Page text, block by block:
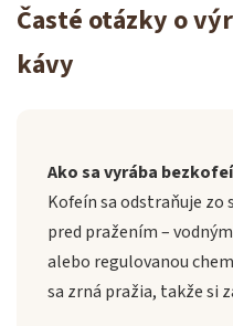
Časté otázky o
kávy
Ako sa vyrába
Kofeín sa odstraňuje zo
pred pražením –
alebo regulovanou
sa zrná pražia, takže si